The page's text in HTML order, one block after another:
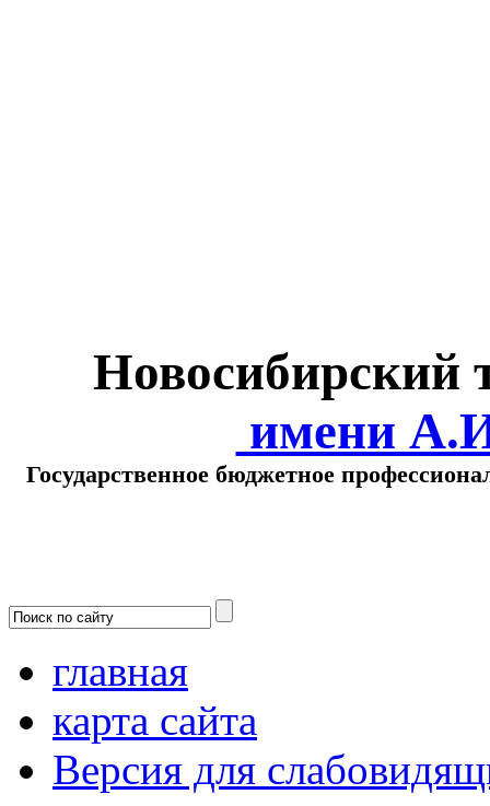
Новосибирский
имени
Государственное бюджетное
главная
карта сайта
Версия для